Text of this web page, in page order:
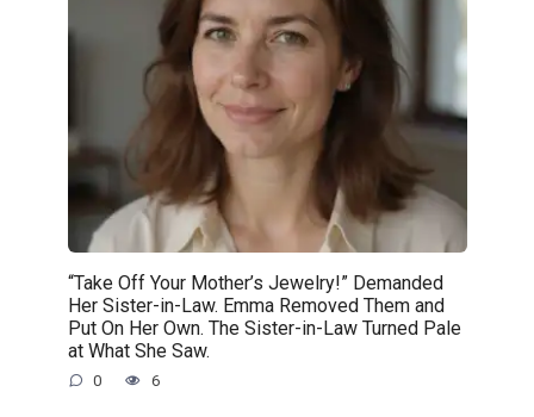
“Take Off Your Mother’s Jewelry!” Demanded
Her Sister-in-Law. Emma Removed Them and
Put On Her Own. The Sister-in-Law Turned Pale
at What She Saw.
0 6